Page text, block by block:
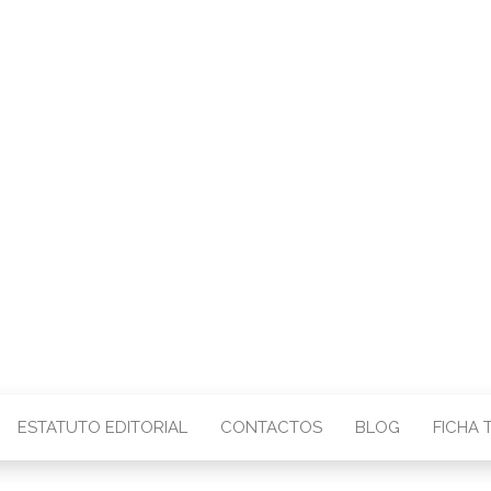
ESTATUTO EDITORIAL CONTACTOS BLOG FICHA